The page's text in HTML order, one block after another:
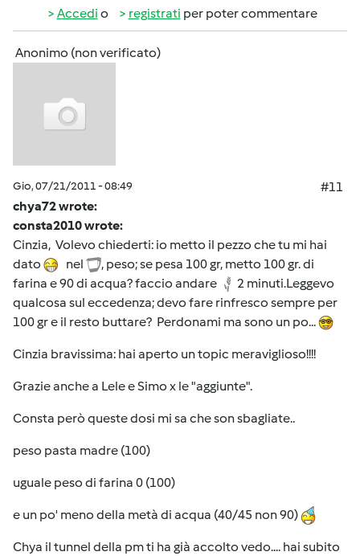
Accedi o registrati per poter commentare
Anonimo (non verificato)
Gio, 07/21/2011 - 08:49
#11
chya72 wrote:
consta2010 wrote:
Cinzia, Volevo chiederti: io metto il pezzo che tu mi hai
dato
nel
, peso; se pesa 100 gr, metto 100 gr. di
farina e 90 di acqua? faccio andare
2 minuti.Leggevo
qualcosa sul eccedenza; devo fare rinfresco sempre per
100 gr e il resto buttare? Perdonami ma sono un po...
Cinzia bravissima: hai aperto un topic meraviglioso!!!!
Grazie anche a Lele e Simo x le "aggiunte".
Consta però queste dosi mi sa che son sbagliate..
peso pasta madre (100)
uguale peso di farina 0 (100)
e un po' meno della metà di acqua (40/45 non 90)
Chya il tunnel della pm ti ha già accolto vedo.... hai subito